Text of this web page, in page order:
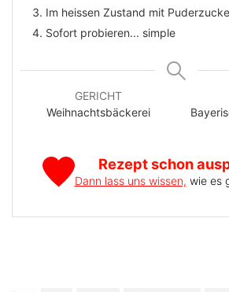
Im heissen Zustand mit
Sofort probieren... simple
GERICHT
Weihnachtsbäckerei
Rezept schon
Dann lass uns wissen, wie es